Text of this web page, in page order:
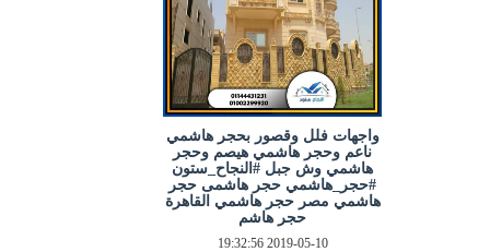
واجهات فلل وقصور بحجر هاشمي
ناعم وحجر هاشمي هيصم وحجر
هاشمي وش جبل #النجاح_ستون
#حجر_هاشمي حجر هاشمى حجر
هاشمي مصر حجر هاشمي القاهرة
حجر هاشم
2019-05-10 19:32:56